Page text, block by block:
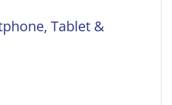
Tablet &